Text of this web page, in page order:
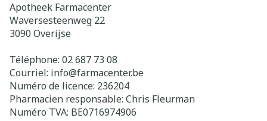
Apotheek Farmacenter
Waversesteenweg 22
3090 Overijse
Téléphone: 02 687 73 08
Courriel: info@farmacenter.be
Numéro de licence: 236204
Pharmacien responsable: Chris Fleurman
Numéro TVA: BE0716974906